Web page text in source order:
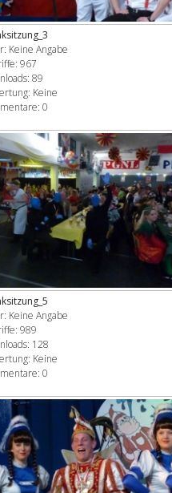
Keine Angabe
967
89
Keine
0
Keine Angabe
989
128
Keine
0